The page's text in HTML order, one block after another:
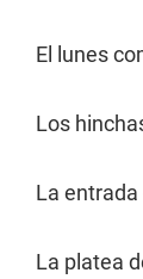
El lunes
Los
La
La platea